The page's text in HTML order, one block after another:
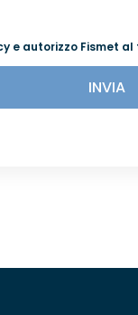
e autorizzo Fismet
INVIA